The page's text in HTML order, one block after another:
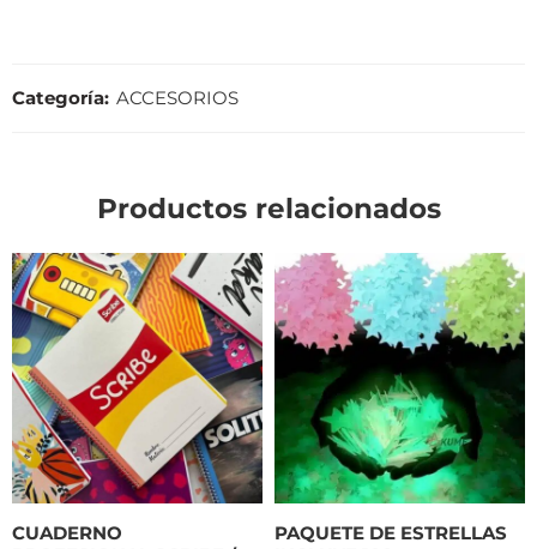
Categoría: ACCESORIOS
Productos relacionados
CUADERNO
PAQUETE DE ESTRELLAS